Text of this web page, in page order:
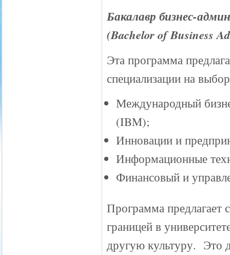
Бакалавр бизнес-
(Bachelor of Business
Эта программа
специализации на
Международный
(IBM);
Инновации и
Информационные
Финансовый и
Программа предлагает
границей в
другую культуру. Это